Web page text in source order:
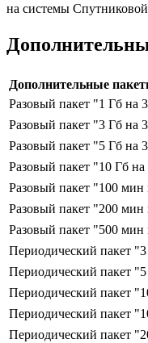
на системы Спутниковой
Дополнительные
Разовый пакет "1 Гб на
Разовый пакет "3 Гб на
Разовый пакет "5 Гб на
Разовый пакет "10 Гб
Разовый пакет "100 мин
Разовый пакет "200 мин
Разовый пакет "500 мин
Периодический пакет
Периодический пакет
Периодический пакет
Периодический пакет
Периодический пакет